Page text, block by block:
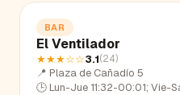
BAR
El Ventilador
★★★☆☆3.1(24)
📍 Plaza de Cañadío 5
🕒 Lun-Jue 11:32-00:01; Vie-